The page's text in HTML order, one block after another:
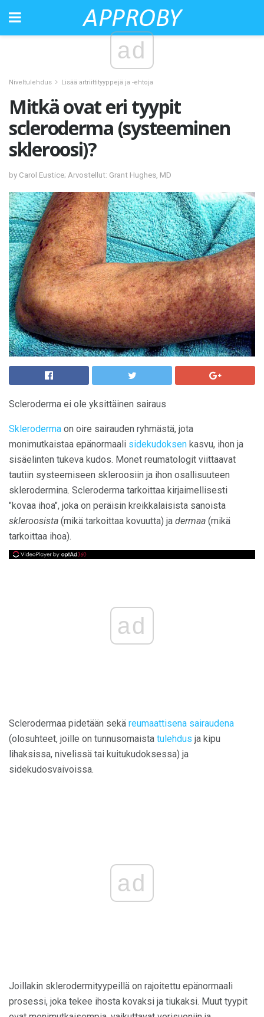
ad
Niveltulehdus Lisää artriittityyppejä ja -ehtoja
Mitkä ovat eri tyypit
scleroderma (systeeminen
skleroosi)?
by Carol Eustice; Arvostellut: Grant Hughes, MD
Scleroderma ei ole yksittäinen sairaus
Skleroderma on oire sairauden ryhmästä, jota
monimutkaistaa epänormaali sidekudoksen kasvu, ihon ja
sisäelinten tukeva kudos. Monet reumatologit viittaavat
tautiin systeemiseen skleroosiin ja ihon osallisuuteen
sklerodermina. Scleroderma tarkoittaa kirjaimellisesti
"kovaa ihoa", joka on peräisin kreikkalaisista sanoista
skleroosista (mikä tarkoittaa kovuutta) ja dermaa (mikä
tarkoittaa ihoa).
ad
Sclerodermaa pidetään sekä reumaattisena sairaudena
(olosuhteet, joille on tunnusomaista tulehdus ja kipu
lihaksissa, nivelissä tai kuitukudoksessa) ja
sidekudosvaivoissa.
ad
Joillakin sklerodermityypeillä on rajoitettu epänormaali
prosessi, joka tekee ihosta kovaksi ja tiukaksi. Muut tyypit